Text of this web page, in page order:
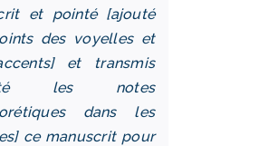
et pointé [ajouté
des voyelles et
et transmis
les notes
dans les
ce manuscrit pour